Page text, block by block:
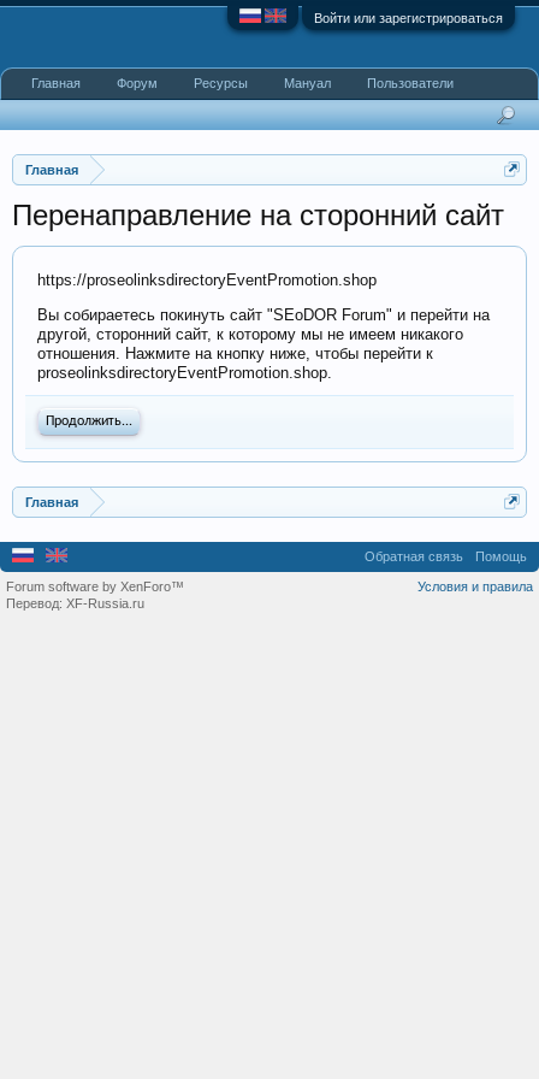
Войти или зарегистрироваться
Главная
Перенаправление на сторонний сайт
https://proseolinksdirectoryEventPromotion.shop
Вы собираетесь покинуть сайт "SEoDOR Forum" и перейти на
другой, сторонний сайт, к которому мы не имеем никакого
отношения. Нажмите на кнопку ниже, чтобы перейти к
proseolinksdirectoryEventPromotion.shop.
Продолжить...
Главная
Главная Форум Ресурсы Мануал Пользователи
Обратная связь Помощь
Условия и правила
Forum software by XenForo™
Перевод: XF-Russia.ru